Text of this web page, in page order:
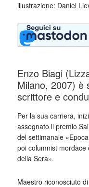
illustrazione: Daniel
Enzo Biagi
Milano, 2007) è
scrittore e
Per la sua carriera,
assegnato il premio
del settimanale
poi columnist
della Sera».
Maestro riconosciuto